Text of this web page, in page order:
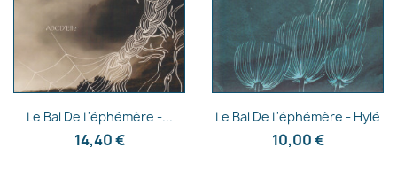
Aperçu rapide
Le Bal De L'éphémère -...
14,40 €
Aperçu rapide
Le Bal De L'éphémère - Hylé
10,00 €
Créer une liste d'envies